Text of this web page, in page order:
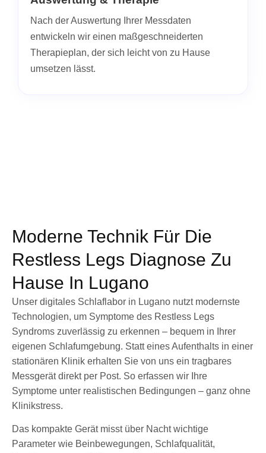
Nach der Auswertung Ihrer Messdaten
entwickeln wir einen maßgeschneiderten
Therapieplan, der sich leicht von zu Hause
umsetzen lässt.
Moderne Technik Für Die
Restless Legs Diagnose Zu
Hause In Lugano
Unser digitales Schlaflabor in Lugano nutzt modernste
Technologien, um Symptome des Restless Legs
Syndroms zuverlässig zu erkennen – bequem in Ihrer
eigenen Schlafumgebung. Statt eines Aufenthalts in einer
stationären Klinik erhalten Sie von uns ein tragbares
Messgerät direkt per Post. So erfassen wir Ihre
Symptome unter realistischen Bedingungen – ganz ohne
Klinikstress.
Das kompakte Gerät misst über Nacht wichtige
Parameter wie Beinbewegungen, Schlafqualität,